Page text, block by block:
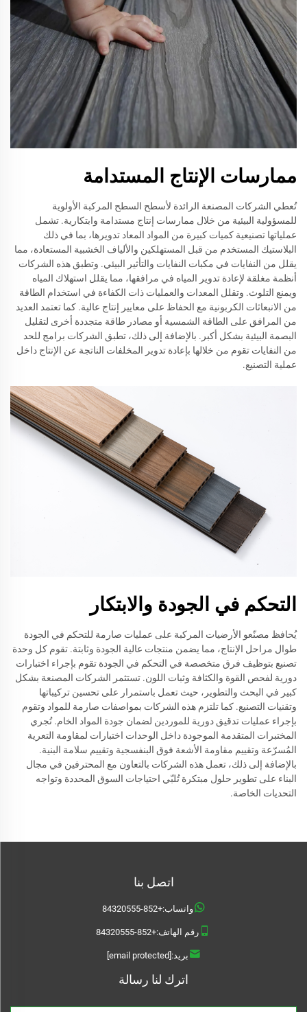
ممارسات الإنتاج المستدامة
تُعطي الشركات المصنعة الرائدة لأسطح السطح المركبة الأولوية
للمسؤولية البيئية من خلال ممارسات إنتاج مستدامة وابتكارية. تشمل
عملياتها تصنيعية كميات كبيرة من المواد المعاد تدويرها، بما في ذلك
البلاستيك المستخدم من قبل المستهلكين والألياف الخشبية المستعادة، مما
يقلل من النفايات في مكبات النفايات والتأثير البيئي. وتطبق هذه الشركات
أنظمة مغلقة لإعادة تدوير المياه في مرافقها، مما يقلل استهلاك المياه
ويمنع التلوث. وتقلل المعدات والعمليات ذات الكفاءة في استخدام الطاقة
من الانبعاثات الكربونية مع الحفاظ على معايير إنتاج عالية. كما تعتمد العديد
من المرافق على الطاقة الشمسية أو مصادر طاقة متجددة أخرى لتقليل
البصمة البيئية بشكل أكبر. بالإضافة إلى ذلك، تطبق الشركات برامج للحد
من النفايات تقوم من خلالها بإعادة تدوير المخلفات الناتجة عن الإنتاج داخل
عملية التصنيع.
التحكم في الجودة والابتكار
يُحافظ مصنّعو الأرضيات المركبة على عمليات صارمة للتحكم في الجودة
طوال مراحل الإنتاج، مما يضمن منتجات عالية الجودة وثابتة. تقوم كل وحدة
تصنيع بتوظيف فرق متخصصة في التحكم في الجودة تقوم بإجراء اختبارات
دورية لفحص القوة والكثافة وثبات اللون. تستثمر الشركات المصنعة بشكل
كبير في البحث والتطوير، حيث تعمل باستمرار على تحسين تركيباتها
وتقنيات التصنيع. كما تلتزم هذه الشركات بمواصفات صارمة للمواد وتقوم
بإجراء عمليات تدقيق دورية للموردين لضمان جودة المواد الخام. تُجري
المختبرات المتقدمة الموجودة داخل الوحدات اختبارات لمقاومة التعرية
المُسرّعة وتقييم مقاومة الأشعة فوق البنفسجية وتقييم سلامة البنية.
بالإضافة إلى ذلك، تعمل هذه الشركات بالتعاون مع المحترفين في مجال
البناء على تطوير حلول مبتكرة تُلبّي احتياجات السوق المحددة وتواجه
التحديات الخاصة.
اتصل بنا
واتساب:+852-84320555
رقم الهاتف:+852-84320555
بريد:
اترك لنا رسالة